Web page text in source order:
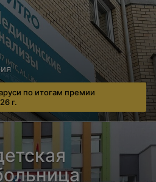
по итогам премии
г.